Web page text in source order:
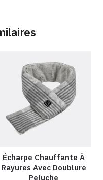
Écharpe Chauffante À
Rayures Avec Doublure
Peluche